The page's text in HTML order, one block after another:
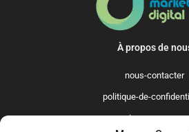
À propos de
nous-contacter
politique-de-
qui-sommes-